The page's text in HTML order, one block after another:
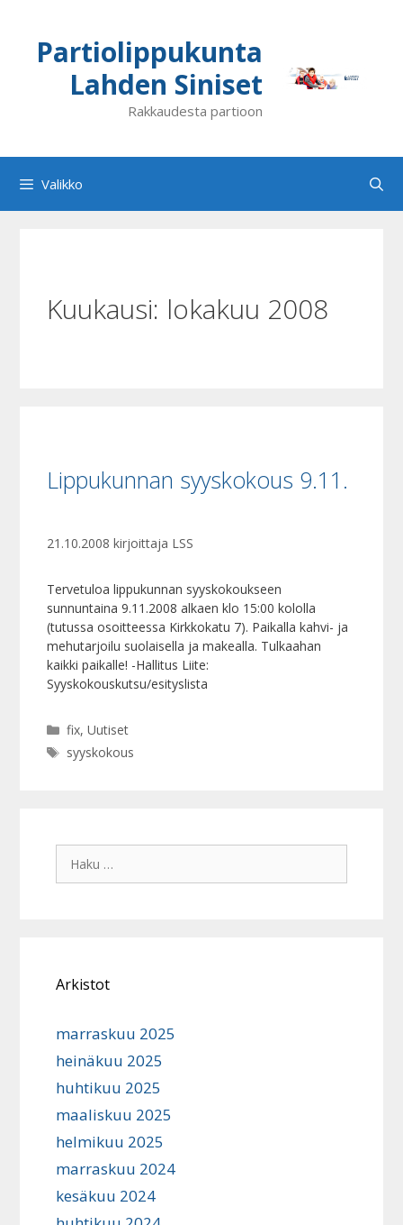
Partiolippukunta
Lahden Siniset
Rakkaudesta partioon
Valikko
Kuukausi: lokakuu 2008
Lippukunnan syyskokous 9.11.
21.10.2008 kirjoittaja LSS
Tervetuloa lippukunnan syyskokoukseen
sunnuntaina 9.11.2008 alkaen klo 15:00 kololla
(tutussa osoitteessa Kirkkokatu 7). Paikalla kahvi- ja
mehutarjoilu suolaisella ja makealla. Tulkaahan
kaikki paikalle! -Hallitus Liite:
Syyskokouskutsu/esityslista
Kategoriat
fix, Uutiset
Avainsanat
syyskokous
Haku:
Arkistot
marraskuu 2025
heinäkuu 2025
huhtikuu 2025
maaliskuu 2025
helmikuu 2025
marraskuu 2024
kesäkuu 2024